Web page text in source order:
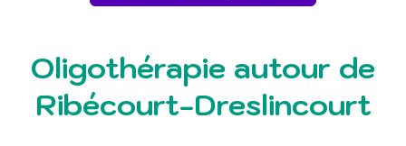
Oligothérapie autour de
Ribécourt-Dreslincourt